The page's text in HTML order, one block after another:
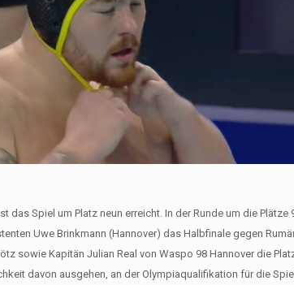
Spiel um Platz neun erreicht. In der Runde um die Plätze
Uwe Brinkmann (Hannover) das Halbfinale gegen
sowie Kapitän Julian Real von Waspo 98 Hannover die
davon ausgehen, an der Olympiaqualifikation für die